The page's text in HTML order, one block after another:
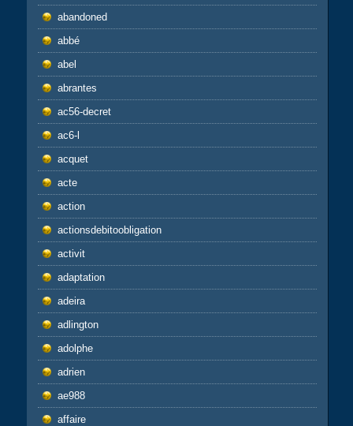
abandoned
abbé
abel
abrantes
ac56-decret
ac6-l
acquet
acte
action
actionsdebitoobligation
activit
adaptation
adeira
adlington
adolphe
adrien
ae988
affaire